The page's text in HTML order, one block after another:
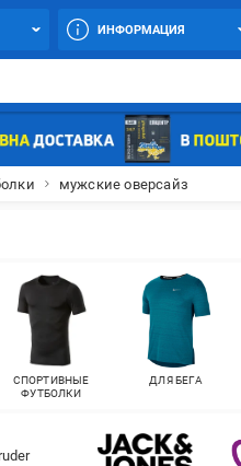
ИНФОРМАЦИЯ
мужские оверсайз
СПОРТИВНЫЕ
ФУТБОЛКИ
ДЛЯ БЕГА